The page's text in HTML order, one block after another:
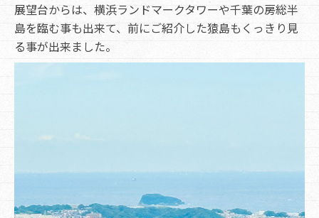
展望台からは、横浜ランドマークタワーや千葉の房総半
島を臨む事も出来て、前にご紹介した猿島もくっきり見
る事が出来ました。